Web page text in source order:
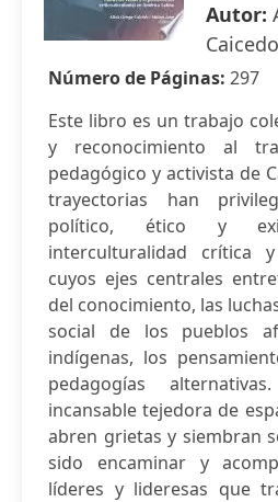
Autor:
Número de Páginas: 297
Este libro es un trabajo
y reconocimiento al
pedagógico y activista de
trayectorias han
político, ético y
interculturalidad crítica
cuyos ejes centrales
del conocimiento, las
social de los pueblos
indígenas, los
pedagogías
incansable tejedora de
abren grietas y siembran
sido encaminar y
líderes y lideresas que